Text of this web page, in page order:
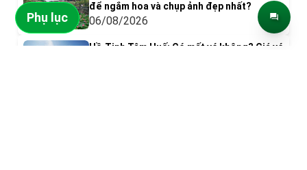
để ngắm hoa và chụp ảnh đẹp nhất?
06/08/2026
Hồ Tịnh Tâm Huế: Có mất vé không? Giá vé
Phụ lục